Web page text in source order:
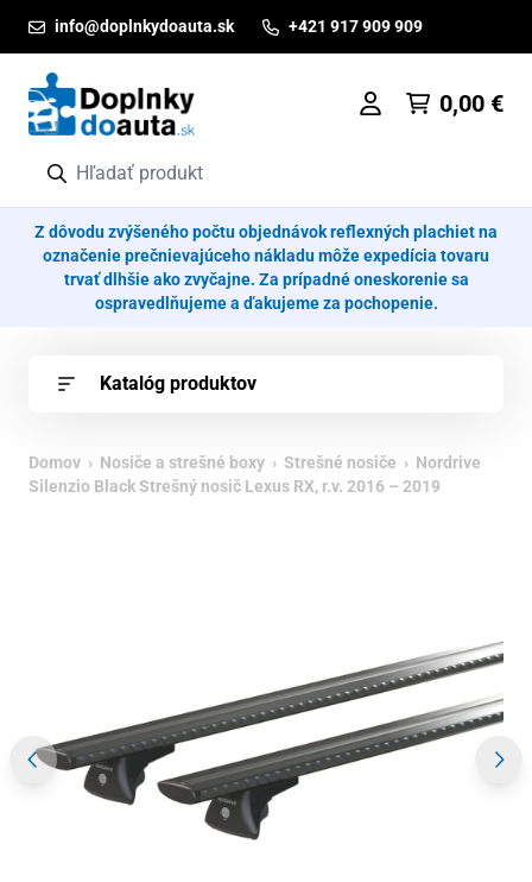
info@doplnkydoauta.sk +421 917 909 909
0,00 €
Z dôvodu zvýšeného počtu objednávok reflexných plachiet na
označenie prečnievajúceho nákladu môže expedícia tovaru
trvať dlhšie ako zvyčajne. Za prípadné oneskorenie sa
ospravedlňujeme a ďakujeme za pochopenie.
Katalóg produktov
Domov › Nosiče a strešné boxy › Strešné nosiče › Nordrive
Silenzio Black Strešný nosič Lexus RX, r.v. 2016 – 2019